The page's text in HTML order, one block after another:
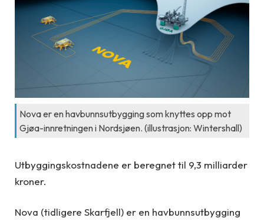
Nova er en havbunnsutbygging som knyttes opp mot
Gjøa-innretningen i Nordsjøen. (illustrasjon: Wintershall)
Utbyggingskostnadene er beregnet til 9,3 milliarder
kroner.
Nova (tidligere Skarfjell) er en havbunnsutbygging